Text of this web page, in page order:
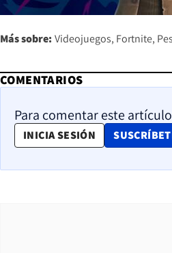
Más sobre: Videojuegos Fortnite
COMENTARIOS
Para comentar este
INICIA SESIÓN OPENS IN